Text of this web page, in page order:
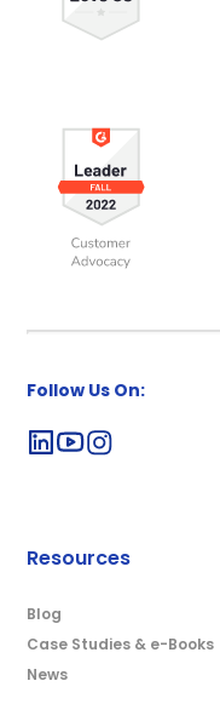
Follow Us On:
Resources
Blog
Case Studies & e-Books
News